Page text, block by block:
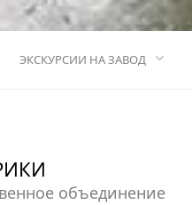
ЭКСКУРСИИ НА ЗАВОД
объединение